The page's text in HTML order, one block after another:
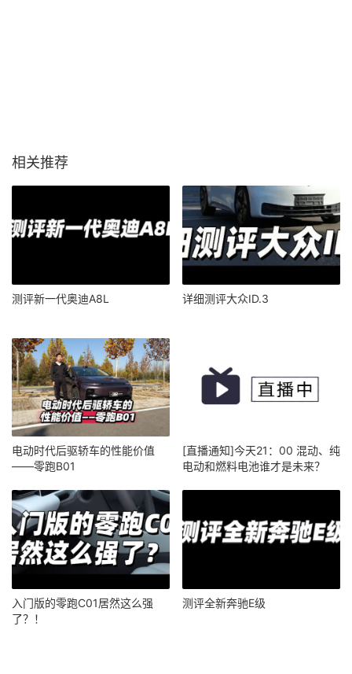
相关推荐
测评新一代奥迪A8L 详细测评大众ID.3
电动时代后驱轿车的性能价值
——零跑B01
[直播通知]今天21：00 混动、纯
电动和燃料电池谁才是未来？
入门版的零跑C01居然这么强
了？！
测评全新奔驰E级